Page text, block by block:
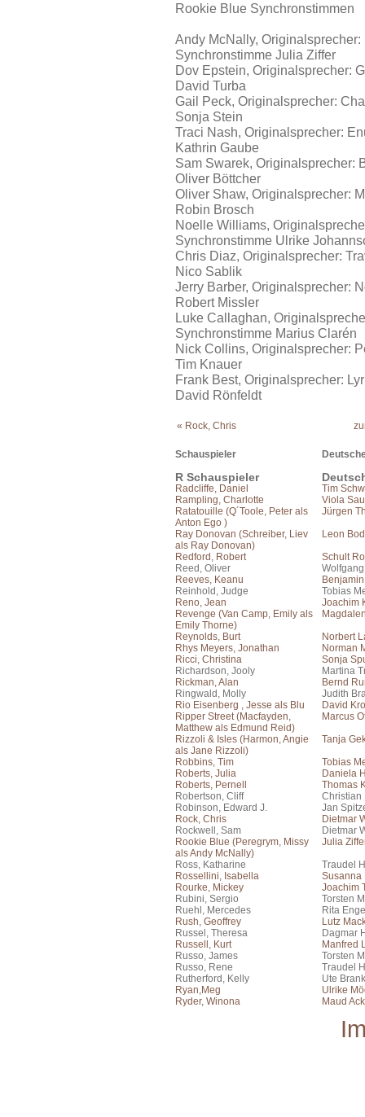
Rookie Blue Synchronstimmen
Andy McNally,
Synchronstimme Julia Ziffer
Dov Epstein, Originalsprecher:
David Turba
Gail Peck, Originalsprecher:
Sonja Stein
Traci Nash, Originalsprecher:
Kathrin Gaube
Sam Swarek, Originalsprecher:
Oliver Böttcher
Oliver Shaw, Originalsprecher:
Robin Brosch
Noelle Williams,
Synchronstimme Ulrike
Chris Diaz, Originalsprecher:
Nico Sablik
Jerry Barber, Originalsprecher:
Robert Missler
Luke Callaghan,
Synchronstimme Marius Clarén
Nick Collins, Originalsprecher:
Tim Knauer
Frank Best, Originalsprecher:
David Rönfeldt
« Rock, Chris
Schauspieler
R Schauspieler
Radcliffe, Daniel
Tim
Rampling, Charlotte
Viola
Ratatouille (Q´Toole, Peter als
Anton Ego )
Jürgen
Ray Donovan (Schreiber, Liev
als Ray Donovan)
Leon
Redford, Robert
Schult
Reed, Oliver
Reeves, Keanu
Reinhold, Judge
Tobias
Reno, Jean
Joachim
Revenge (Van Camp, Emily als
Emily Thorne)
Reynolds, Burt
Norbert
Rhys Meyers, Jonathan
Norman
Ricci, Christina
Sonja
Richardson, Jooly
Martina
Rickman, Alan
Bernd
Ringwald, Molly
Judith
Rio Eisenberg , Jesse als Blu
David
Ripper Street (Macfayden,
Matthew als Edmund Reid)
Marcus
Rizzoli & Isles (Harmon, Angie
als Jane Rizzoli)
Tanja
Robbins, Tim
Tobias
Roberts, Julia
Daniela
Roberts, Pernell
Thomas
Robertson, Cliff
Christian
Robinson, Edward J.
Jan
Rock, Chris
Dietmar
Rockwell, Sam
Dietmar
Rookie Blue (Peregrym, Missy
als Andy McNally)
Julia
Ross, Katharine
Traudel
Rossellini, Isabella
Susanna
Rourke, Mickey
Joachim
Rubini, Sergio
Torsten
Ruehl, Mercedes
Rita
Rush, Geoffrey
Lutz
Russel, Theresa
Dagmar
Russell, Kurt
Manfred
Russo, James
Torsten
Russo, Rene
Traudel
Rutherford, Kelly
Ute
Ryan,Meg
Ulrike
Ryder, Winona
Maud